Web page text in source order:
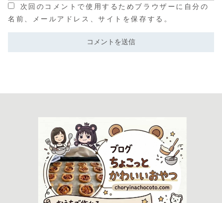
次回のコメントで使用するためブラウザーに自分の
名前、メールアドレス、サイトを保存する。